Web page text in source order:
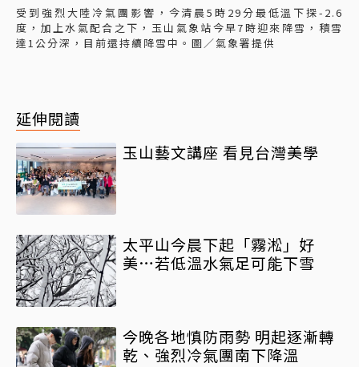
受到強烈大陸冷氣團影響，今清晨5時29分最低溫下探-2.6
度，加上水氣配合之下，玉山氣象站今早7時迎來降雪，積雪
達1公分深，目前還持續降雪中。圖／氣象署提供
延伸閱讀
玉山藝文講座 看見台灣美學
太平山今晨下起「霧淞」好
美…若低溫水氣足可能下雪
今晚各地慎防雨勢 明起逐漸轉
乾、強烈冷氣團南下降溫